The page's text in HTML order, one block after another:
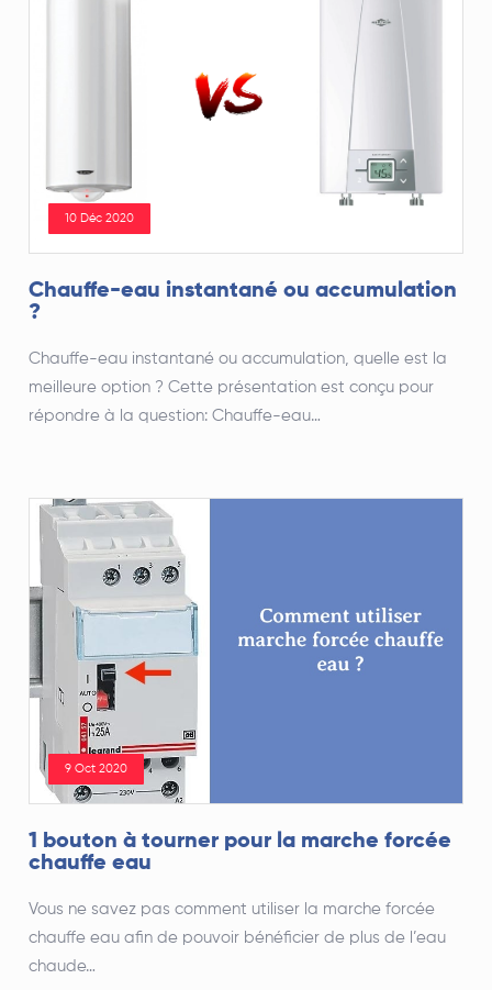
10 Déc 2020
Chauffe-eau instantané ou accumulation
?
Chauffe-eau instantané ou accumulation, quelle est la
meilleure option ? Cette présentation est conçu pour
répondre à la question: Chauffe-eau…
9 Oct 2020
1 bouton à tourner pour la marche forcée
chauffe eau
Vous ne savez pas comment utiliser la marche forcée
chauffe eau afin de pouvoir bénéficier de plus de l’eau
chaude…